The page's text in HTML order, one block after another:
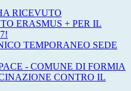
RICEVUTO
ERASMUS + PER IL
TEMPORANEO SEDE
- COMUNE DI FORMIA
CONTRO IL